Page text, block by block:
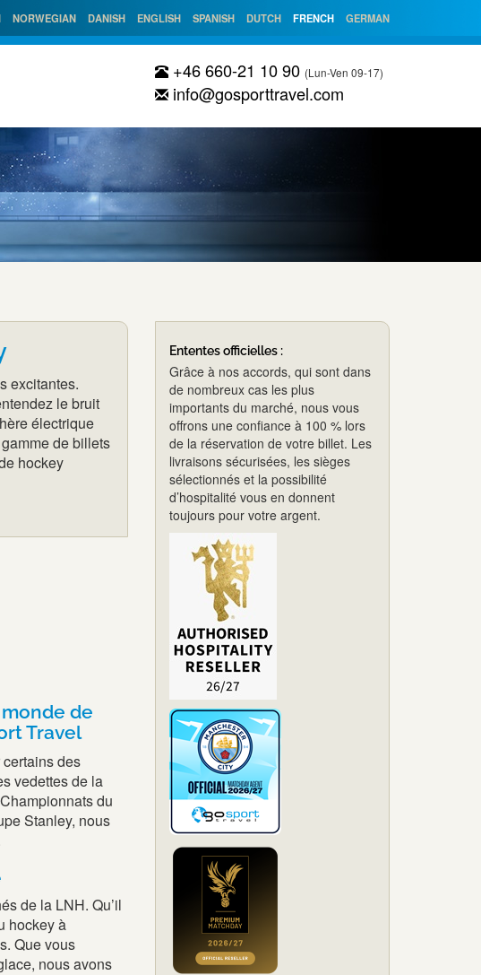
NORWEGIAN DANISH ENGLISH SPANISH DUTCH FRENCH GERMAN
+46 660-21 10 90 (Lun-Ven 09-17)
info@gosporttravel.com
excitantes.
le bruit
électrique
de billets
hockey
de
Travel
des
vedettes de la
du
Stanley, nous
de la LNH. Qu’il
hockey à
Que vous
nous avons
Ententes officielles :
Grâce à nos accords, qui sont dans
de nombreux cas les plus
importants du marché, nous vous
offrons une confiance à 100 % lors
de la réservation de votre billet. Les
livraisons sécurisées, les sièges
sélectionnés et la possibilité
d’hospitalité vous en donnent
toujours pour votre argent.